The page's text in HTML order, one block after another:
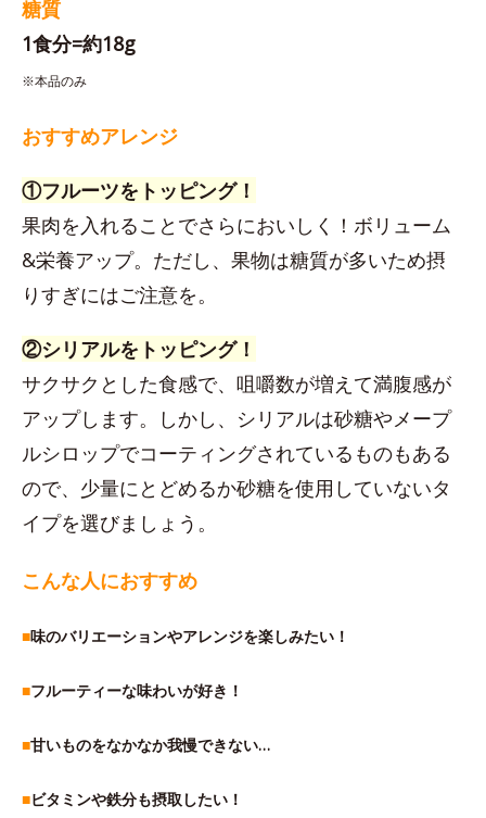
糖質
1食分=約18g
※本品のみ
おすすめアレンジ
①フルーツをトッピング！
果肉を入れることでさらにおいしく！ボリューム
&栄養アップ。ただし、果物は糖質が多いため摂
りすぎにはご注意を。
②シリアルをトッピング！
サクサクとした食感で、咀嚼数が増えて満腹感が
アップします。しかし、シリアルは砂糖やメープ
ルシロップでコーティングされているものもある
ので、少量にとどめるか砂糖を使用していないタ
イプを選びましょう。
こんな人におすすめ
■味のバリエーションやアレンジを楽しみたい！
■フルーティーな味わいが好き！
■甘いものをなかなか我慢できない…
■ビタミンや鉄分も摂取したい！